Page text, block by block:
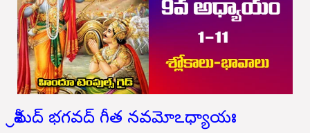
శ్రీమద్ భగవద్ గీత నవమోఽధ్యాయః